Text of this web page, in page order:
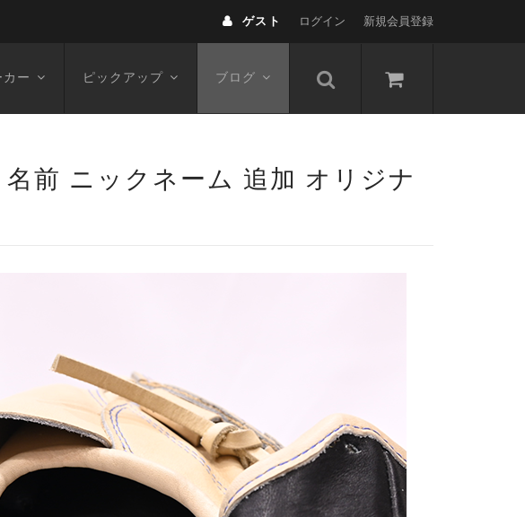
ゲスト ログイン 新規会員登録
カー ピックアップ ブログ
前 ニックネーム 追加 オリジナ